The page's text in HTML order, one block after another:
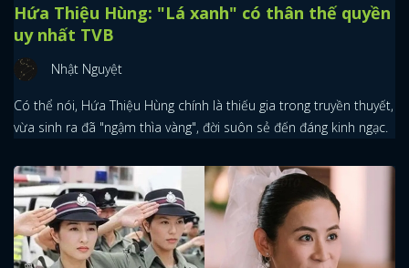
Hứa Thiệu Hùng: "Lá xanh" có thân thế quyền
uy nhất TVB
Nhật Nguyệt
Có thể nói, Hứa Thiệu Hùng chính là thiếu gia trong truyền thuyết,
vừa sinh ra đã "ngậm thìa vàng", đời suôn sẻ đến đáng kinh ngạc.